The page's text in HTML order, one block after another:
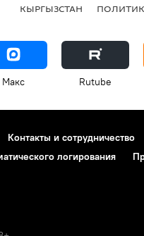
КЫРГЫЗСТАН
Макс Rutube
Контакты и сотрудничество
логирования